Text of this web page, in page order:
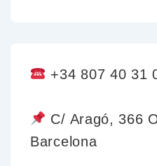
+34 807 40 31
C/ Aragó, 366
Barcelona